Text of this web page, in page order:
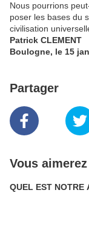
Nous pourrions
poser les bases du
civilisation
Patrick CLEMENT
Boulogne, le 15
Partager
Vous
QUEL EST NOTRE